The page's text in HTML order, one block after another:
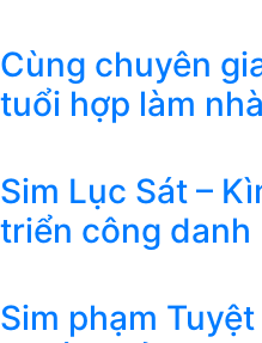
Cùng chuyên
tuổi hợp làm
Sim Lục Sát –
triển công danh
Sim phạm